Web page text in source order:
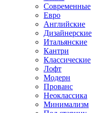
Современные
Евро
Английские
Дизайнерские
Итальянские
Кантри
Классические
Лофт
Модерн
Прованс
Неоклассика
Минимализм